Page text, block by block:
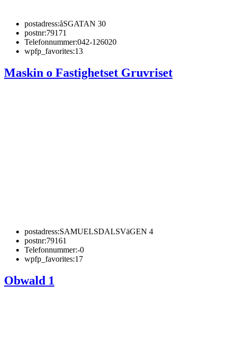
postadress:åSGATAN 30
postnr:79171
Telefonnummer:042-126020
wpfp_favorites:13
Maskin o Fastighetset Gruvriset
postadress:SAMUELSDALSVäGEN 4
postnr:79161
Telefonnummer:-0
wpfp_favorites:17
Obwald 1